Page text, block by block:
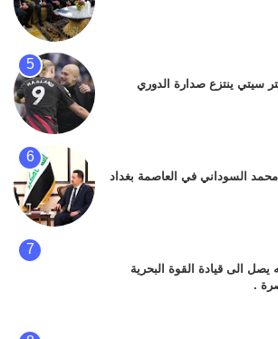
سيتي ينتزع صدارة الدوري
السوداني في العاصمة بغداد
يصل الى قيادة القوة البحرية
.